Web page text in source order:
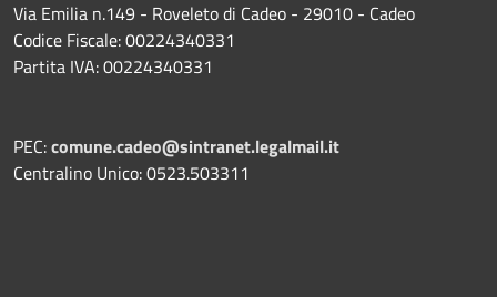
Via Emilia n.149 - Roveleto di Cadeo - 29010 - Cadeo
Codice Fiscale: 00224340331
Partita IVA: 00224340331
PEC:comune.cadeo@sintranet.legalmail.it
Centralino Unico: 0523.503311